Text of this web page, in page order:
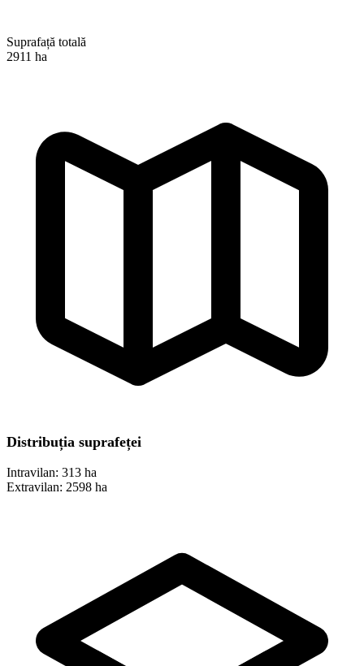
Suprafață totală
2911 ha
Distribuția suprafeței
Intravilan: 313 ha
Extravilan: 2598 ha